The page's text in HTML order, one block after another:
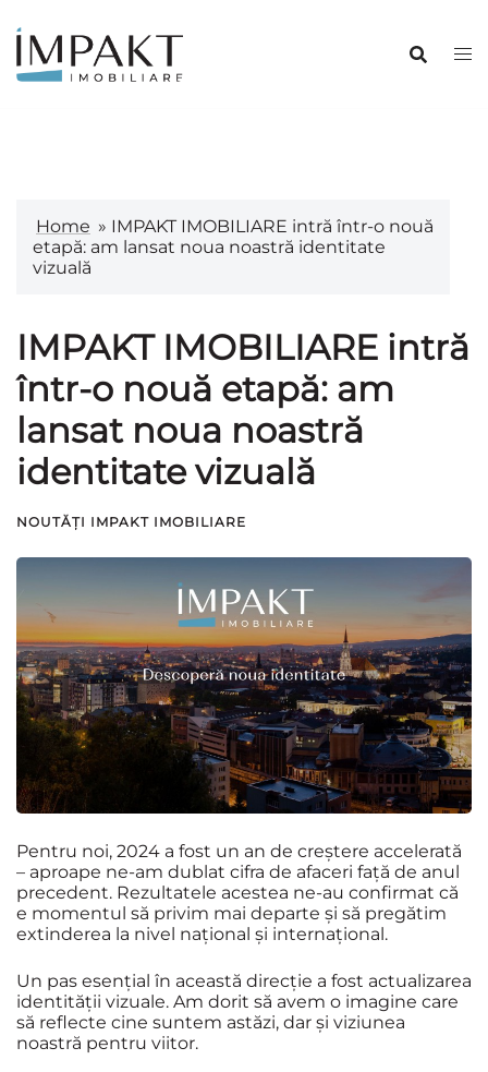
conținut
Home » IMPAKT IMOBILIARE intră într-o nouă
etapă: am lansat noua noastră identitate
vizuală
IMPAKT IMOBILIARE intră
într-o nouă etapă: am
lansat noua noastră
identitate vizuală
NOUTĂȚI IMPAKT IMOBILIARE
Pentru noi, 2024 a fost un an de creștere accelerată
– aproape ne-am dublat cifra de afaceri față de anul
precedent. Rezultatele acestea ne-au confirmat că
e momentul să privim mai departe și să pregătim
extinderea la nivel național și internațional.
Un pas esențial în această direcție a fost actualizarea
identității vizuale. Am dorit să avem o imagine care
să reflecte cine suntem astăzi, dar și viziunea
noastră pentru viitor.